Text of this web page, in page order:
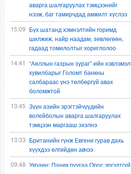
аварга шалгаруулах тэмцээнийг
нээж, баг тамирчдад амжилт хүслээ
15:09 Бүх шатанд хэмнэлтийн горимд
шилжиж, найр наадам, зөвлөгөөн,
гадаад томилолтыг хориглолоо
14:41 “Аяллын газрын зураг”-ийн хэвлэмэл
хувилбарыг Голомт банкны
салбараас үнэ төлбөргүй авах
боломжтой
13:45 Зүүн азийн эрэгтэйчүүдийн
волейболын аварга шалгаруулах
тэмцээн маргааш эхэлнэ
13:33 Британийн гүнж Евгени гурав дахь
хүүхдээ өлгийдөн авчээ
09:48 Украин: Паник руугаа Орос эргэлтгүй